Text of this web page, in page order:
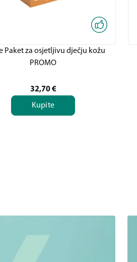
Paket za osjetljivu dječju kožu
PROMO
32,70 €
Kupite